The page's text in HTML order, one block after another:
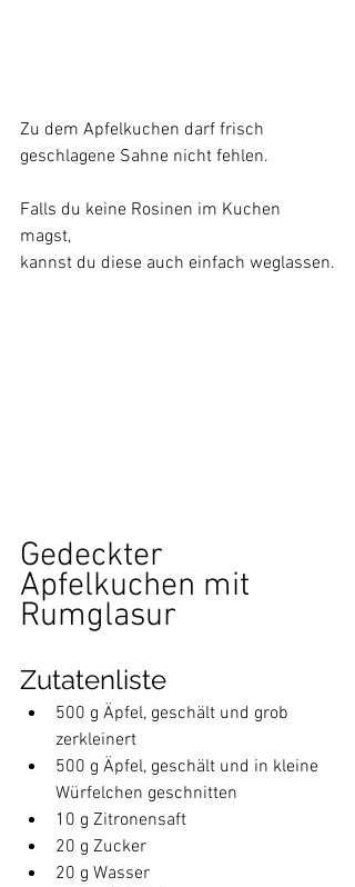
Zu dem Apfelkuchen darf frisch
geschlagene Sahne nicht fehlen.
Falls du keine Rosinen im Kuchen
magst,
kannst du diese auch einfach weglassen.
Gedeckter
Apfelkuchen mit
Rumglasur
Zutatenliste
500 g Äpfel, geschält und grob
zerkleinert
500 g Äpfel, geschält und in kleine
Würfelchen geschnitten
10 g Zitronensaft
20 g Zucker
20 g Wasser